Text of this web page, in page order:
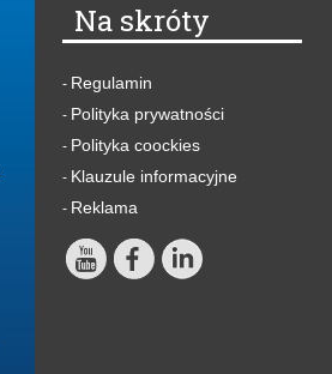
Na skróty
- Regulamin
- Polityka prywatności
- Polityka coockies
- Klauzule informacyjne
- Reklama